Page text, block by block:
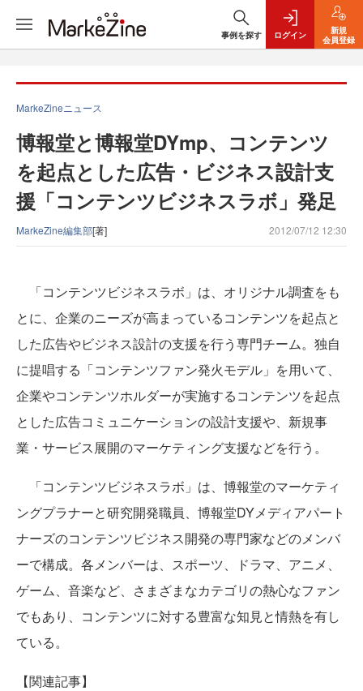
事例を探す ログイン
新規
会員登録
MarkeZineニュース
博報堂と博報堂DYmp、コンテンツ
を起点とした広告・ビジネス設計支
援「コンテンツビジネスラボ」発足
MarkeZine編集部[著] 2012/07/12 12:30
「コンテンツビジネスラボ」は、オリジナル調査をも
とに、企業のニーズが高まっているコンテンツを起点と
した広告やビジネス設計の支援を行う専門チーム。独自
に提唱する「コンテンツファン発火モデル」を用いて、
企業やコンテンツホルダーが実施するコンテンツを起点
とした広告コミュニケーションの設計支援や、新規事
業・サービス展開のマーケティング支援などを行う。
「コンテンツビジネスラボ」は、博報堂のマーケティ
ングプラナーと研究開発職員、博報堂DYメディアパート
ナーズのコンテンツビジネス開発の専門家などのメンバ
ーで構成。各メンバーは、スポーツ、ドラマ、アニメ、
ゲーム、音楽など、さまざまなカテゴリの熱心なファン
でもあり、コンテンツに対する豊富な知見と情熱を有し
ている。
【関連記事】